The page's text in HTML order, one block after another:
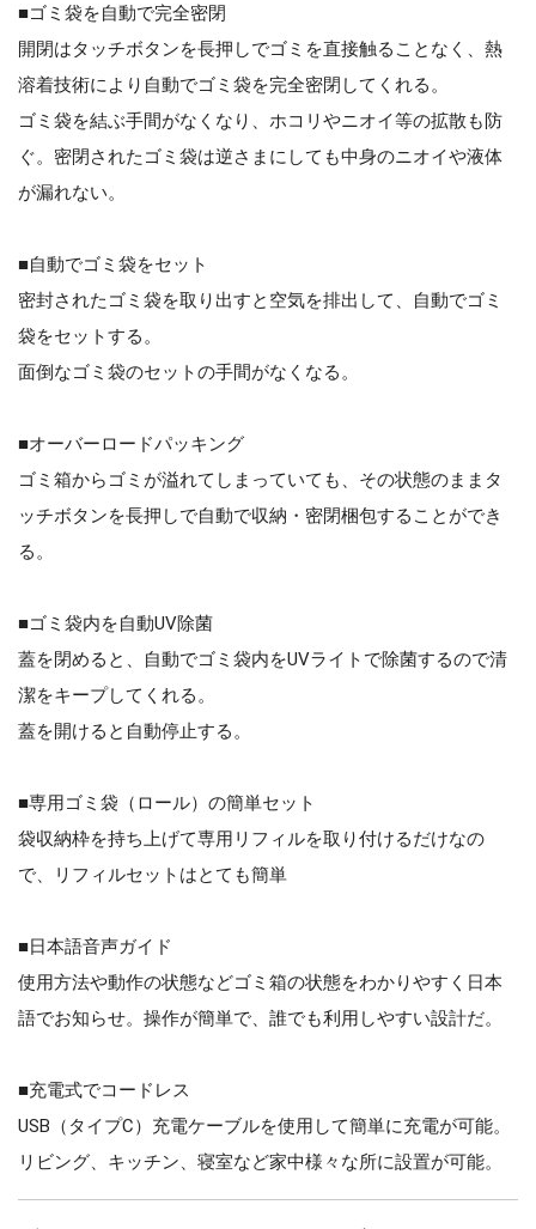
■ゴミ袋を自動で完全密閉
開閉はタッチボタンを長押しでゴミを直接触ることなく、熱
溶着技術により自動でゴミ袋を完全密閉してくれる。
ゴミ袋を結ぶ手間がなくなり、ホコリやニオイ等の拡散も防
ぐ。密閉されたゴミ袋は逆さまにしても中身のニオイや液体
が漏れない。
■自動でゴミ袋をセット
密封されたゴミ袋を取り出すと空気を排出して、自動でゴミ
袋をセットする。
面倒なゴミ袋のセットの手間がなくなる。
■オーバーロードパッキング
ゴミ箱からゴミが溢れてしまっていても、その状態のままタ
ッチボタンを長押しで自動で収納・密閉梱包することができ
る。
■ゴミ袋内を自動UV除菌
蓋を閉めると、自動でゴミ袋内をUVライトで除菌するので清
潔をキープしてくれる。
蓋を開けると自動停止する。
■専用ゴミ袋（ロール）の簡単セット
袋収納枠を持ち上げて専用リフィルを取り付けるだけなの
で、リフィルセットはとても簡単
■日本語音声ガイド
使用方法や動作の状態などゴミ箱の状態をわかりやすく日本
語でお知らせ。操作が簡単で、誰でも利用しやすい設計だ。
■充電式でコードレス
USB（タイプC）充電ケーブルを使用して簡単に充電が可能。
リビング、キッチン、寝室など家中様々な所に設置が可能。